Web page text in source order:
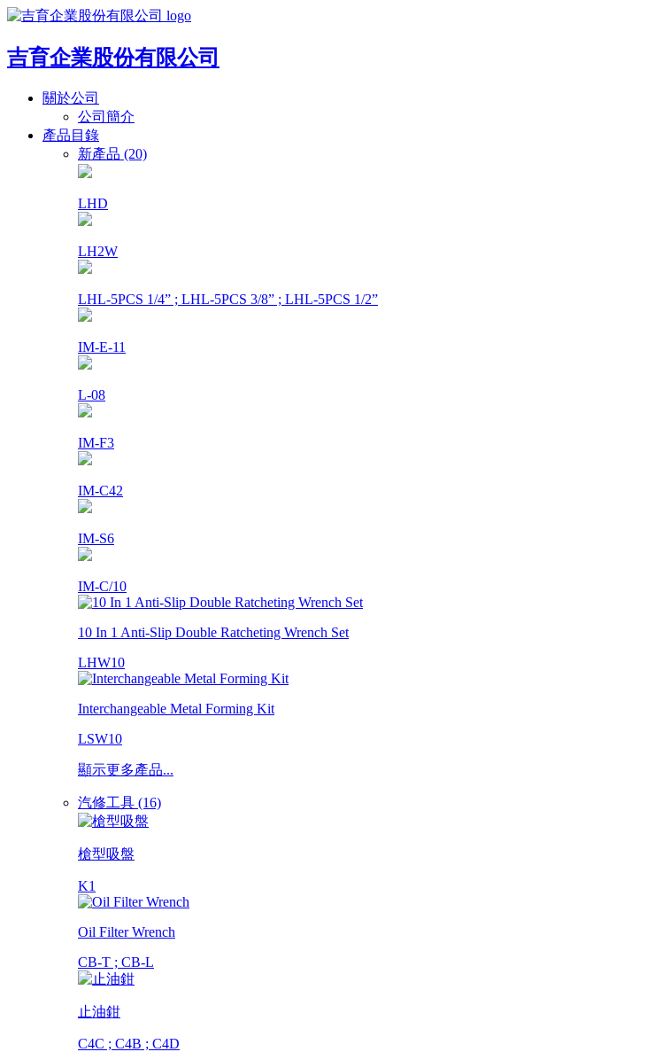
吉育企業股份有限公司
關於公司
公司簡介
產品目錄
新產品 (20)
LHD
LH2W
LHL-5PCS 1/4” ; LHL-5PCS 3/8” ; LHL-5PCS 1/2”
IM-E-11
L-08
IM-F3
IM-C42
IM-S6
IM-C/10
10 In 1 Anti-Slip Double Ratcheting Wrench Set
LHW10
Interchangeable Metal Forming Kit
LSW10
顯示更多產品...
汽修工具 (16)
槍型吸盤
K1
Oil Filter Wrench
CB-T ; CB-L
止油鉗
C4C ; C4B ; C4D